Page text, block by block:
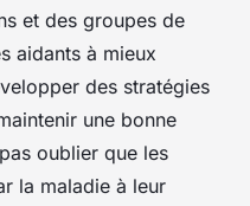
et des groupes de
aidants à mieux
des stratégies
une bonne
oublier que les
la maladie à leur